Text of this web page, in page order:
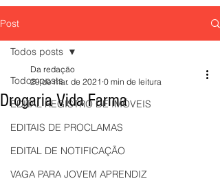
Post
Todos posts
EDITAL REGISTRO DE IMÓVEIS
EDITAIS DE PROCLAMAS
EDITAL DE NOTIFICAÇÃO
VAGA PARA JOVEM APRENDIZ
Todos posts
Drogaria Vida Farma
Da redação
29 de mar. de 2021 0 min de leitura